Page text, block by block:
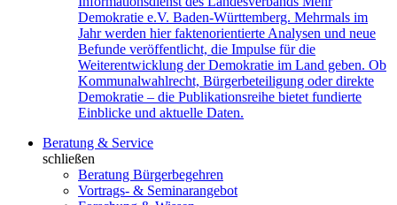
Demokratie e.V. Baden-Württemberg. Mehrmals im
Jahr werden hier faktenorientierte Analysen und neue
Befunde veröffentlicht, die Impulse für die
Weiterentwicklung der Demokratie im Land geben. Ob
Kommunalwahlrecht, Bürgerbeteiligung oder direkte
Demokratie – die Publikationsreihe bietet fundierte
Einblicke und aktuelle Daten.
Beratung & Service
schließen
Beratung Bürgerbegehren
Vortrags- & Seminarangebot